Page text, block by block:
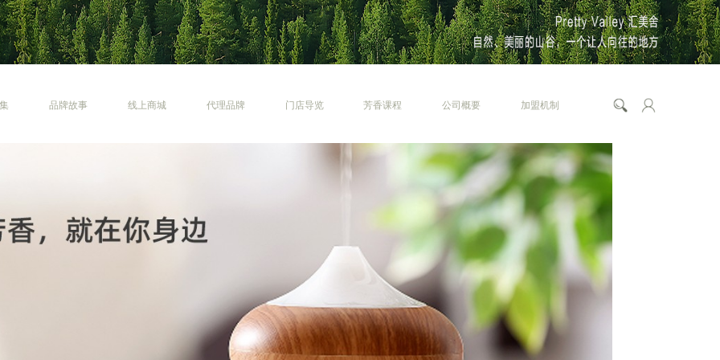
品牌故事 线上商城 代理品牌 门店导览 芳香课程 公司概要 加盟机制